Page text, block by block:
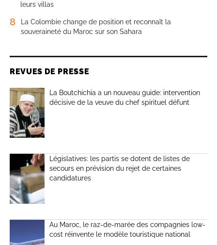
leurs villas
8
La Colombie change de position et reconnaît la
souveraineté du Maroc sur son Sahara
REVUES DE PRESSE
La Boutchichia a un nouveau guide: intervention
décisive de la veuve du chef spirituel défunt
Législatives: les partis se dotent de listes de
secours en prévision du rejet de certaines
candidatures
Au Maroc, le raz-de-marée des compagnies low-
cost réinvente le modèle touristique national